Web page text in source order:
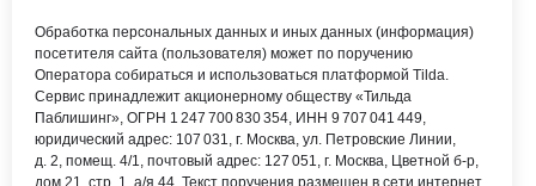
электронная детская
библиотека
Обработка персональных данных и иных данных (информация)
посетителя сайта (пользователя) может по поручению
Оператора собираться и использоваться платформой Tilda.
Сервис принадлежит акционерному обществу «Тильда
Паблишинг», ОГРН 1 247 700 830 354, ИНН 9 707 041 449,
юридический адрес: 107 031, г. Москва, ул. Петровские Линии,
д. 2, помещ. 4/1, почтовый адрес: 127 051, г. Москва, Цветной б-р,